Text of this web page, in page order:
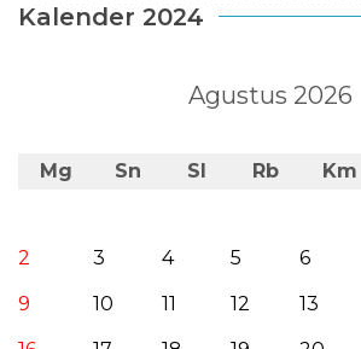
Kalender 2024
Agustus 2026
Mg Sn Sl Rb Km
2
3 4 5 6
9
10 11 12 13